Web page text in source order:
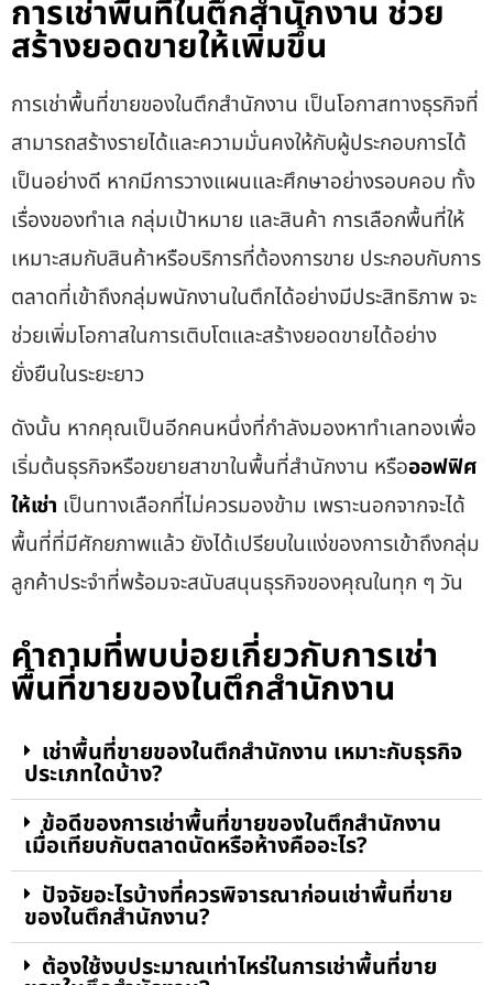
การเช่าพื้นที่ในตึกสำนักงาน ช่วย
สร้างยอดขายให้เพิ่มขึ้น
การเช่าพื้นที่ขายของในตึกสำนักงาน เป็นโอกาสทางธุรกิจที่
สามารถสร้างรายได้และความมั่นคงให้กับผู้ประกอบการได้
เป็นอย่างดี หากมีการวางแผนและศึกษาอย่างรอบคอบ ทั้ง
เรื่องของทำเล กลุ่มเป้าหมาย และสินค้า การเลือกพื้นที่ให้
เหมาะสมกับสินค้าหรือบริการที่ต้องการขาย ประกอบกับการ
ตลาดที่เข้าถึงกลุ่มพนักงานในตึกได้อย่างมีประสิทธิภาพ จะ
ช่วยเพิ่มโอกาสในการเติบโตและสร้างยอดขายได้อย่าง
ยั่งยืนในระยะยาว
ดังนั้น หากคุณเป็นอีกคนหนึ่งที่กำลังมองหาทำเลทองเพื่อ
เริ่มต้นธุรกิจหรือขยายสาขาในพื้นที่สำนักงาน หรือออฟฟิศ
ให้เช่า เป็นทางเลือกที่ไม่ควรมองข้าม เพราะนอกจากจะได้
พื้นที่ที่มีศักยภาพแล้ว ยังได้เปรียบในแง่ของการเข้าถึงกลุ่ม
ลูกค้าประจำที่พร้อมจะสนับสนุนธุรกิจของคุณในทุก ๆ วัน
คำถามที่พบบ่อยเกี่ยวกับการเช่า
พื้นที่ขายของในตึกสำนักงาน
เช่าพื้นที่ขายของในตึกสำนักงาน เหมาะกับธุรกิจ
ประเภทใดบ้าง?
ข้อดีของการเช่าพื้นที่ขายของในตึกสำนักงาน
เมื่อเทียบกับตลาดนัดหรือห้างคืออะไร?
ปัจจัยอะไรบ้างที่ควรพิจารณาก่อนเช่าพื้นที่ขาย
ของในตึกสำนักงาน?
ต้องใช้งบประมาณเท่าไหร่ในการเช่าพื้นที่ขาย